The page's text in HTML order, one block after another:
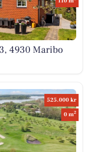
4930 Maribo
525.000 kr
0 m2